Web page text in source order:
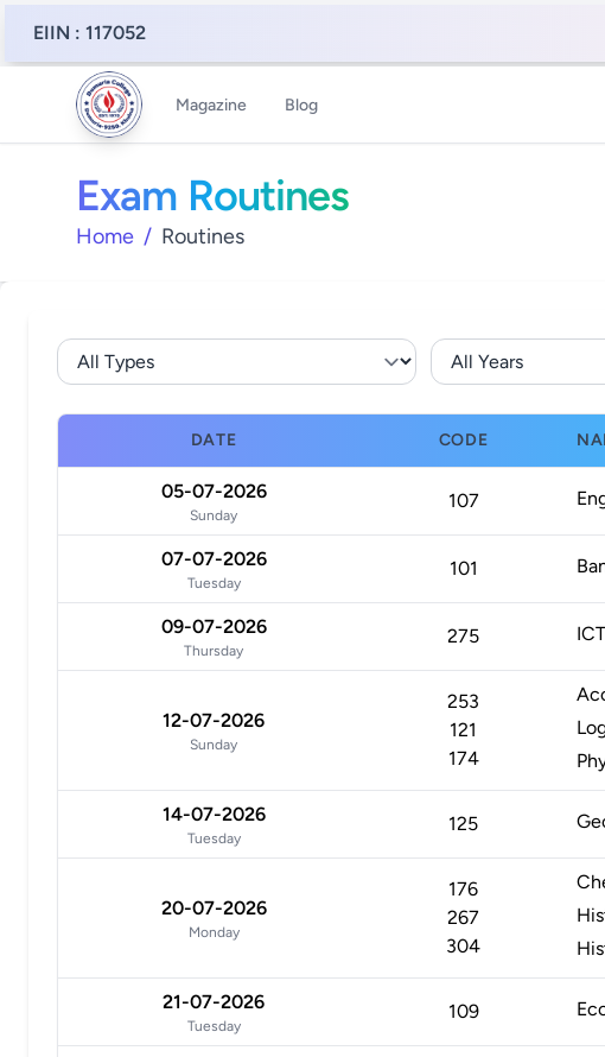
EIIN : 117052
Magazine Blog
Exam Routines
Home / Routines
DATE CODE
05-07-2026
Sunday
107
07-07-2026
Tuesday
101
09-07-2026
Thursday
275 ICT
12-07-2026
Sunday
253
121
174
14-07-2026
Tuesday
125
20-07-2026
Monday
176
267
304
21-07-2026
Tuesday
109